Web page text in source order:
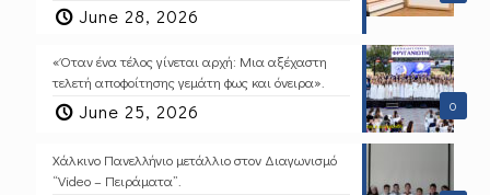
June 28, 2026
0
«Όταν ένα τέλος γίνεται αρχή: Μια αξέχαστη
τελετή αποφοίτησης γεμάτη φως και όνειρα».
June 25, 2026
Χάλκινο Πανελλήνιο μετάλλιο στον Διαγωνισμό
“Video – Πειράματα”.